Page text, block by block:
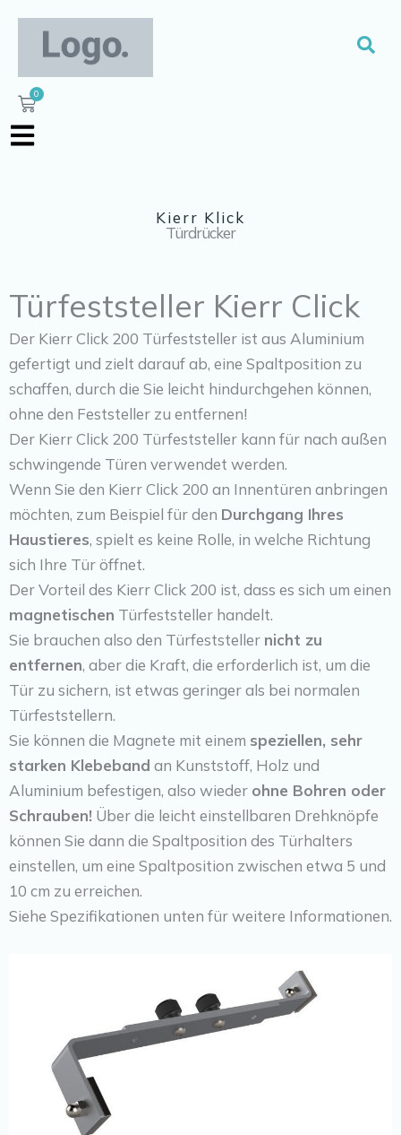
springen
0
Warenkorb
Kierr Klick
Türdrücker
Türfeststeller Kierr Click
Der Kierr Click 200 Türfeststeller ist aus Aluminium
gefertigt und zielt darauf ab, eine Spaltposition zu
schaffen, durch die Sie leicht hindurchgehen können,
ohne den Feststeller zu entfernen!
Der Kierr Click 200 Türfeststeller kann für nach außen
schwingende Türen verwendet werden.
Wenn Sie den Kierr Click 200 an Innentüren anbringen
möchten, zum Beispiel für den Durchgang Ihres
Haustieres, spielt es keine Rolle, in welche Richtung
sich Ihre Tür öffnet.
Der Vorteil des Kierr Click 200 ist, dass es sich um einen
magnetischen Türfeststeller handelt.
Sie brauchen also den Türfeststeller nicht zu
entfernen, aber die Kraft, die erforderlich ist, um die
Tür zu sichern, ist etwas geringer als bei normalen
Türfeststellern.
Sie können die Magnete mit einem speziellen, sehr
starken Klebeband an Kunststoff, Holz und
Aluminium befestigen, also wieder ohne Bohren oder
Schrauben! Über die leicht einstellbaren Drehknöpfe
können Sie dann die Spaltposition des Türhalters
einstellen, um eine Spaltposition zwischen etwa 5 und
10 cm zu erreichen.
Siehe Spezifikationen unten für weitere Informationen.